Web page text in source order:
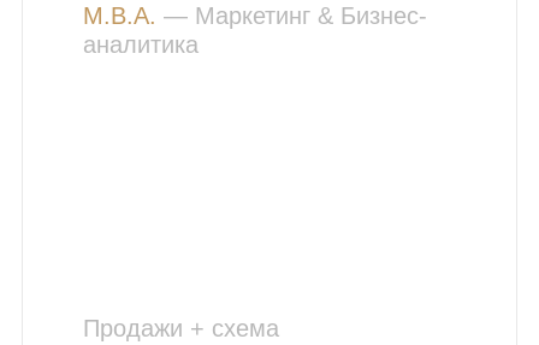
M.B.A. — Маркетинг &Бизнес-
аналитика
Продажи + схема